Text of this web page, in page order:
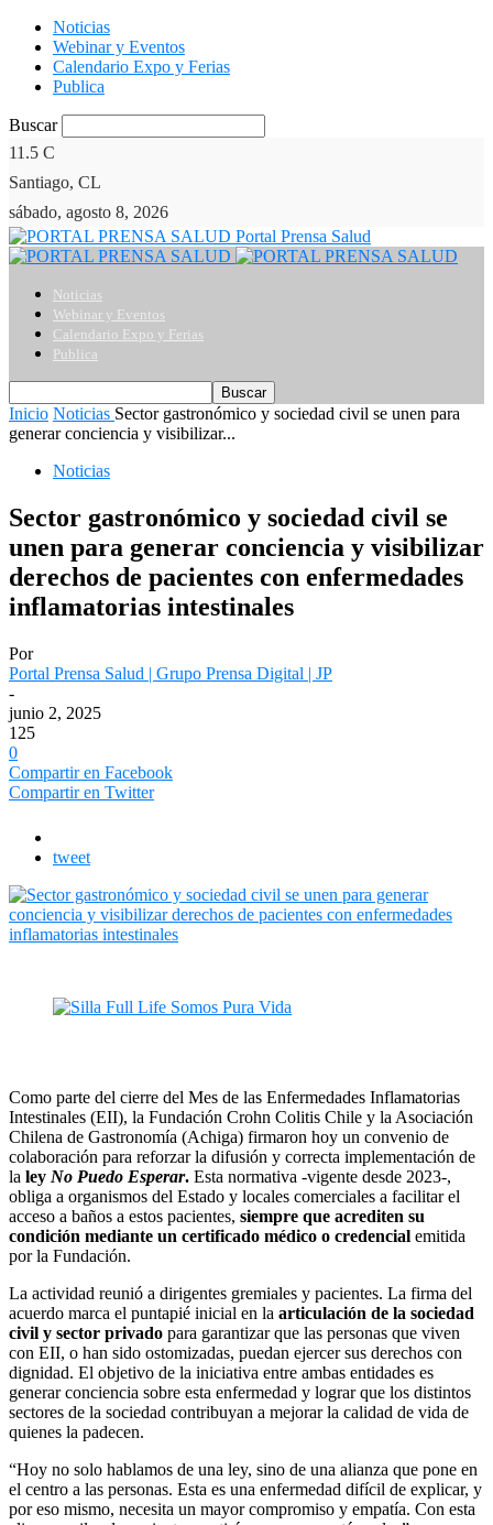
Noticias
Webinar y Eventos
Calendario Expo y Ferias
Publica
Buscar
11.5 C
Santiago, CL
sábado, agosto 8, 2026
Portal Prensa Salud
Noticias
Webinar y Eventos
Calendario Expo y Ferias
Publica
Inicio Noticias Sector gastronómico y sociedad civil se unen para
generar conciencia y visibilizar...
Noticias
Sector gastronómico y sociedad civil se
unen para generar conciencia y visibilizar
derechos de pacientes con enfermedades
inflamatorias intestinales
Por
Portal Prensa Salud | Grupo Prensa Digital | JP
-
junio 2, 2025
125
0
Compartir en Facebook
Compartir en Twitter
tweet
Como parte del cierre del Mes de las Enfermedades Inflamatorias
Intestinales (EII), la Fundación Crohn Colitis Chile y la Asociación
Chilena de Gastronomía (Achiga) firmaron hoy un convenio de
colaboración para reforzar la difusión y correcta implementación de
la ley No Puedo Esperar. Esta normativa -vigente desde 2023-,
obliga a organismos del Estado y locales comerciales a facilitar el
acceso a baños a estos pacientes, siempre que acrediten su
condición mediante un certificado médico o credencial emitida
por la Fundación.
La actividad reunió a dirigentes gremiales y pacientes. La firma del
acuerdo marca el puntapié inicial en la articulación de la sociedad
civil y sector privado para garantizar que las personas que viven
con EII, o han sido ostomizadas, puedan ejercer sus derechos con
dignidad. El objetivo de la iniciativa entre ambas entidades es
generar conciencia sobre esta enfermedad y lograr que los distintos
sectores de la sociedad contribuyan a mejorar la calidad de vida de
quienes la padecen.
“Hoy no solo hablamos de una ley, sino de una alianza que pone en
el centro a las personas. Esta es una enfermedad difícil de explicar, y
por eso mismo, necesita un mayor compromiso y empatía. Con esta